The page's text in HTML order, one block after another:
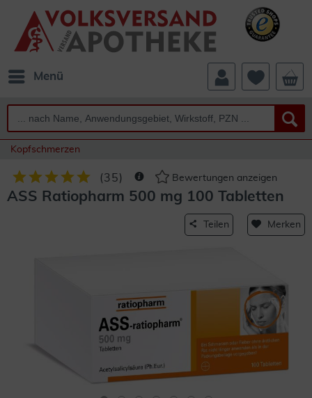
Menü
Kopfschmerzen
(35) Bewertungen anzeigen
ASS Ratiopharm 500 mg 100 Tabletten
Teilen Merken